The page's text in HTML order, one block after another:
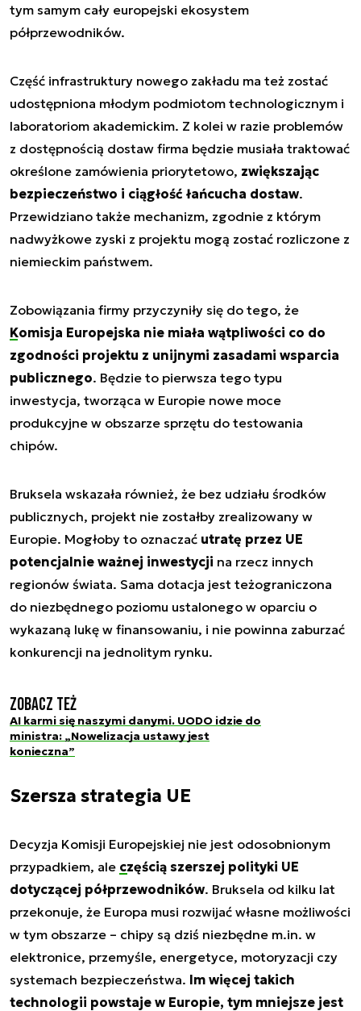
tym samym cały europejski ekosystem
półprzewodników.
Część infrastruktury nowego zakładu ma też zostać
udostępniona młodym podmiotom technologicznym i
laboratoriom akademickim. Z kolei w razie problemów
z dostępnością dostaw firma będzie musiała traktować
określone zamówienia priorytetowo, zwiększając
bezpieczeństwo i ciągłość łańcucha dostaw.
Przewidziano także mechanizm, zgodnie z którym
nadwyżkowe zyski z projektu mogą zostać rozliczone z
niemieckim państwem.
Zobowiązania firmy przyczyniły się do tego, że
Komisja Europejska nie miała wątpliwości co do
zgodności projektu z unijnymi zasadami wsparcia
publicznego. Będzie to pierwsza tego typu
inwestycja, tworząca w Europie nowe moce
produkcyjne w obszarze sprzętu do testowania
chipów.
Bruksela wskazała również, że bez udziału środków
publicznych, projekt nie zostałby zrealizowany w
Europie. Mogłoby to oznaczać utratę przez UE
potencjalnie ważnej inwestycji na rzecz innych
regionów świata. Sama dotacja jest teżograniczona
do niezbędnego poziomu ustalonego w oparciu o
wykazaną lukę w finansowaniu, i nie powinna zaburzać
konkurencji na jednolitym rynku.
Zobacz też
AI karmi się naszymi danymi. UODO idzie do
ministra: „Nowelizacja ustawy jest
konieczna”
Szersza strategia UE
Decyzja Komisji Europejskiej nie jest odosobnionym
przypadkiem, ale częścią szerszej polityki UE
dotyczącej półprzewodników. Bruksela od kilku lat
przekonuje, że Europa musi rozwijać własne możliwości
w tym obszarze – chipy są dziś niezbędne m.in. w
elektronice, przemyśle, energetyce, motoryzacji czy
systemach bezpieczeństwa. Im więcej takich
technologii powstaje w Europie, tym mniejsze jest